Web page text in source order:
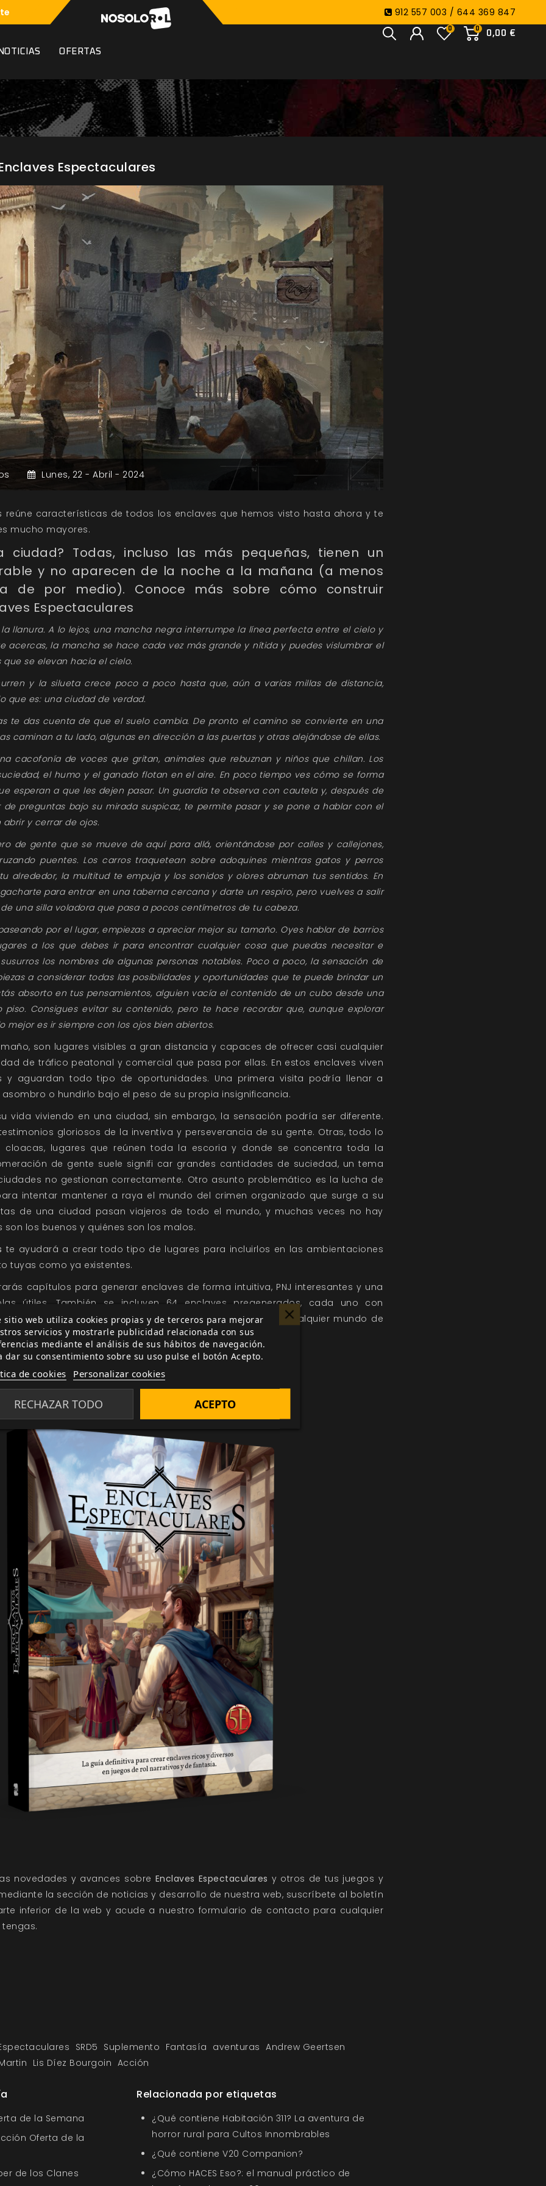
912 557 003 / 644 369 847
0
0,00 €
0
OFERTAS
Espectaculares
Lunes, 22 - Abril - 2024
reúne características de todos los enclaves que hemos visto hasta ahora y te
mucho mayores.
ciudad? Todas, incluso las más pequeñas, tienen un
y no aparecen de la noche a la mañana (a menos
de por medio). Conoce más sobre cómo construir
Espectaculares
llanura. A lo lejos, una mancha negra interrumpe la línea perfecta entre el cielo y
acercas, la mancha se hace cada vez más grande y nítida y puedes vislumbrar el
se elevan hacia el cielo.
y la silueta crece poco a poco hasta que, aún a varias millas de distancia,
que es: una ciudad de verdad.
te das cuenta de que el suelo cambia. De pronto el camino se convierte en una
caminan a tu lado, algunas en dirección a las puertas y otras alejándose de ellas.
cacofonía de voces que gritan, animales que rebuznan y niños que chillan. Los
el humo y el ganado flotan en el aire. En poco tiempo ves cómo se forma
esperan a que les dejen pasar. Un guardia te observa con cautela y, después de
preguntas bajo su mirada suspicaz, te permite pasar y se pone a hablar con el
y cerrar de ojos.
de gente que se mueve de aquí para allá, orientándose por calles y callejones,
puentes. Los carros traquetean sobre adoquines mientras gatos y perros
alrededor, la multitud te empuja y los sonidos y olores abruman tus sentidos. En
para entrar en una taberna cercana y darte un respiro, pero vuelves a salir
una silla voladora que pasa a pocos centímetros de tu cabeza.
por el lugar, empiezas a apreciar mejor su tamaño. Oyes hablar de barrios
a los que debes ir para encontrar cualquier cosa que puedas necesitar e
los nombres de algunas personas notables. Poco a poco, la sensación de
a considerar todas las posibilidades y oportunidades que te puede brindar un
absorto en tus pensamientos, alguien vacía el contenido de un cubo desde una
Consigues evitar su contenido, pero te hace recordar que, aunque explorar
mejor es ir siempre con los ojos bien abiertos.
son lugares visibles a gran distancia y capaces de ofrecer casi cualquier
de tráfico peatonal y comercial que pasa por ellas. En estos enclaves viven
y aguardan todo tipo de oportunidades. Una primera visita podría llenar a
o hundirlo bajo el peso de su propia insignificancia.
vida viviendo en una ciudad, sin embargo, la sensación podría ser diferente.
gloriosos de la inventiva y perseverancia de su gente. Otras, todo lo
cloacas, lugares que reúnen toda la escoria y donde se concentra toda la
de gente suele signifi car grandes cantidades de suciedad, un tema
no gestionan correctamente. Otro asunto problemático es la lucha de
intentar mantener a raya el mundo del crimen organizado que surge a su
de una ciudad pasan viajeros de todo el mundo, y muchas veces no hay
los buenos y quiénes son los malos.
te ayudará a crear todo tipo de lugares para incluirlos en las ambientaciones
tuyas como ya existentes.
capítulos para generar enclaves de forma intuitiva, PNJ interesantes y una
útiles. También se incluyen 64 enclaves pregenerados, cada uno con
y un mapa a todo color, listos para formar parte de cualquier mundo de
realidad los lugares encerrados en tu imaginación.
novedades y avances sobre Enclaves Espectaculares y otros de tus juegos y
la sección de noticias y desarrollo de nuestra web, suscríbete al boletín
inferior de la web y acude a nuestro formulario de contacto para cualquier
SRD5 Suplemento Fantasía aventuras Andrew Geertsen
Lis Díez Bourgoin Acción
de la Semana
Oferta de la
de los Clanes
Relacionada por etiquetas
¿Qué contiene Habitación 311? La aventura de
horror rural para Cultos Innombrables
¿Qué contiene V20 Companion?
¿Cómo HACES Eso?: el manual práctico de
sitio web utiliza cookies propias y de terceros para mejorar
servicios y mostrarle publicidad relacionada con sus
mediante el análisis de sus hábitos de navegación.
dar su consentimiento sobre su uso pulse el botón Acepto.
de cookies Personalizar cookies
RECHAZAR TODO ACEPTO